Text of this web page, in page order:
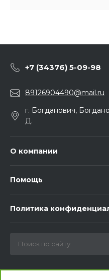
+7 (34376) 5-09-98
89126904490@mail.ru
г. Богданович,
Д.
О компании
Помощь
Политика